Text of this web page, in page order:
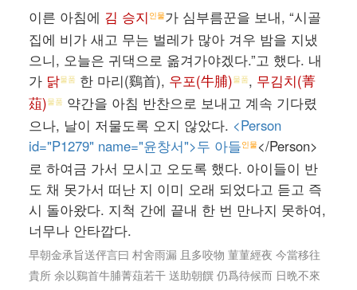
이른 아침에 김 승지 인물가 심부름꾼을 보내, “시골
집에 비가 새고 무는 벌레가 많아 겨우 밤을 지냈
으니, 오늘은 귀댁으로 옮겨가야겠다.”고 했다. 내
가 닭물품 한 마리(鷄首), 우포(牛脯)물품, 무김치(菁
葅)물품 약간을 아침 반찬으로 보내고 계속 기다렸
으나, 날이 저물도록 오지 않았다. <Person
id="P1279" name="윤창서">두 아들인물</Person>
로 하여금 가서 모시고 오도록 했다. 아이들이 반
도 채 못가서 떠난 지 이미 오래 되었다고 듣고 즉
시 돌아왔다. 지척 간에 끝내 한 번 만나지 못하여,
너무나 안타깝다.
早朝金承旨送伻言曰 村舍雨漏 且多咬物 菫菫經夜 今當移往
貴所 余以鷄首牛脯菁葅若干 送助朝饌 仍爲待候而 日晩不來